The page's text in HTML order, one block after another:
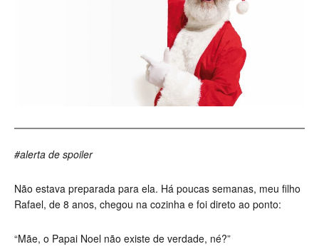
#alerta de spoiler
Não estava preparada para ela. Há poucas semanas, meu filho
Rafael, de 8 anos, chegou na cozinha e foi direto ao ponto:
“Mãe, o Papai Noel não existe de verdade, né?”